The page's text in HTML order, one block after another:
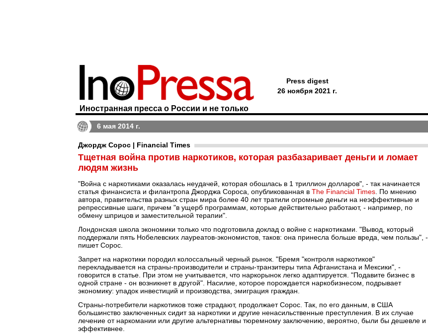
Иностранная пресса о России и не только
Press digest
26 ноября 2021 г.
6 мая 2014 г.
Джордж Сорос | Financial Times
Тщетная война против наркотиков, которая разбазаривает деньги и ломает
людям жизнь
"Война с наркотиками оказалась неудачей, которая обошлась в 1 триллион долларов", - так начинается
статья финансиста и филантропа Джорджа Сороса, опубликованная в The Financial Times . По мнению
автора, правительства разных стран мира более 40 лет тратили огромные деньги на неэффективные и
репрессивные шаги, причем "в ущерб программам, которые действительно работают, - например, по
обмену шприцов и заместительной терапии".
Лондонская школа экономики только что подготовила доклад о войне с наркотиками. "Вывод, который
поддержали пять Нобелевских лауреатов-экономистов, таков: она принесла больше вреда, чем пользы", -
пишет Сорос.
Запрет на наркотики породил колоссальный черный рынок. "Бремя "контроля наркотиков"
перекладывается на страны-производители и страны-транзитеры типа Афганистана и Мексики", -
говорится в статье. При этом не учитывается, что наркорынок легко адаптируется. "Подавите бизнес в
одной стране - он возникнет в другой". Насилие, которое порождается наркобизнесом, подрывает
экономику: упадок инвестиций и производства, эмиграция граждан.
Страны-потребители наркотиков тоже страдают, продолжает Сорос. Так, по его данным, в США
большинство заключенных сидит за наркотики и другие ненасильственные преступления. В их случае
лечение от наркомании или другие альтернативы тюремному заключению, вероятно, были бы дешевле и
эффективнее.